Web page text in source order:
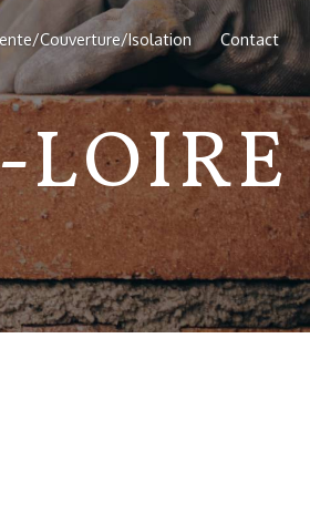
Couverture/Isolation Contact
LOIRE